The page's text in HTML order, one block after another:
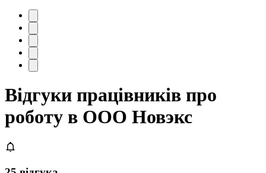
Відгуки працівників про
роботу в ООО Новэкс